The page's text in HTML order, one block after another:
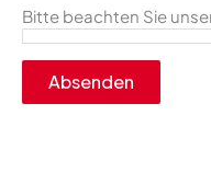
Bitte beachten Sie
Absenden